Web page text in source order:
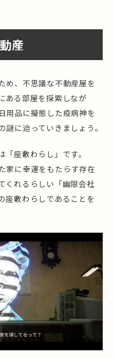
産
め、不思議な不動産屋を
ある部屋を探索しなが
用品に擬態した疫病神を
に迫っていきましょう。
座敷わらし」です。
家に幸運をもたらす存在
くれるらしい「幽限会社
座敷わらしであることを